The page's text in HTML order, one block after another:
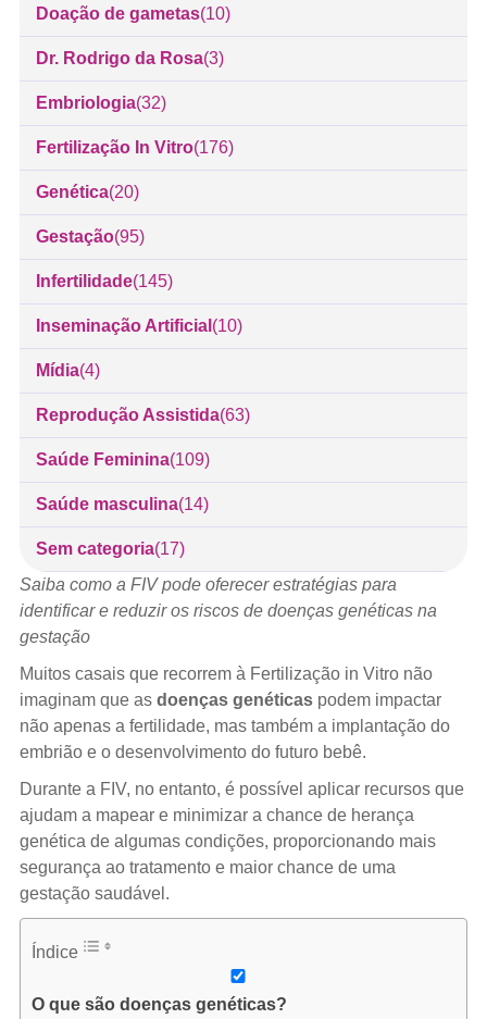
Doação de gametas(10)
Dr. Rodrigo da Rosa(3)
Embriologia(32)
Fertilização In Vitro(176)
Genética(20)
Gestação(95)
Infertilidade(145)
Inseminação Artificial (10)
Mídia(4)
Reprodução Assistida(63)
Saúde Feminina(109)
Saúde masculina(14)
Sem categoria(17)
Saiba como a FIV pode oferecer estratégias para
identificar e reduzir os riscos de doenças genéticas na
gestação
Muitos casais que recorrem à Fertilização in Vitro não
imaginam que as doenças genéticaspodem impactar
não apenas a fertilidade, mas também a implantação do
embrião e o desenvolvimento do futuro bebê.
Durante a FIV, no entanto, é possível aplicar recursos que
ajudam a mapear e minimizar a chance de herança
genética de algumas condições, proporcionando mais
segurança ao tratamento e maior chance de uma
gestação saudável.
Índice
O que são doenças genéticas?